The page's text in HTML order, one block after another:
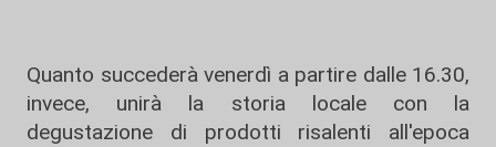
Quanto succederà venerdì a partire dalle 16.30,
invece, unirà la storia locale con la
degustazione di prodotti risalenti all'epoca